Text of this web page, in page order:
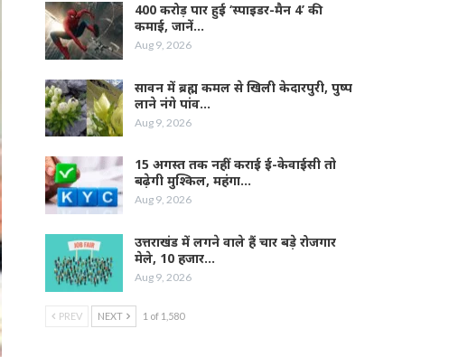
400 करोड़ पार हुई ‘स्पाइडर-मैन 4’ की
कमाई, जानें…
Aug 9, 2026
सावन में ब्रह्म कमल से खिली केदारपुरी, पुष्प
लाने नंगे पांव…
Aug 9, 2026
15 अगस्त तक नहीं कराई ई-केवाईसी तो
बढ़ेगी मुश्किल, महंगा…
Aug 9, 2026
उत्तराखंड में लगने वाले हैं चार बड़े रोजगार
मेले, 10 हजार…
Aug 9, 2026
PREV NEXT 1 of 1,580